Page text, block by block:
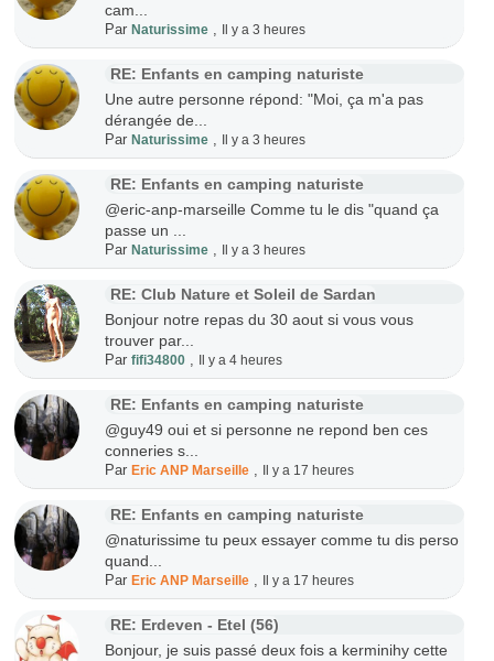
cam...
Par Naturissime, Il y a 3 heures
RE: Enfants en camping naturiste
Une autre personne répond: "Moi, ça m'a pas
dérangée de...
Par Naturissime, Il y a 3 heures
RE: Enfants en camping naturiste
@eric-anp-marseille Comme tu le dis "quand ça
passe un ...
Par Naturissime, Il y a 3 heures
RE: Club Nature et Soleil de Sardan
Bonjour notre repas du 30 aout si vous vous
trouver par...
Par fifi34800, Il y a 4 heures
RE: Enfants en camping naturiste
@guy49 oui et si personne ne repond ben ces
conneries s...
Par Eric ANP Marseille, Il y a 17 heures
RE: Enfants en camping naturiste
@naturissime tu peux essayer comme tu dis perso
quand...
Par Eric ANP Marseille, Il y a 17 heures
RE: Erdeven - Etel (56)
Bonjour, je suis passé deux fois a kerminihy cette